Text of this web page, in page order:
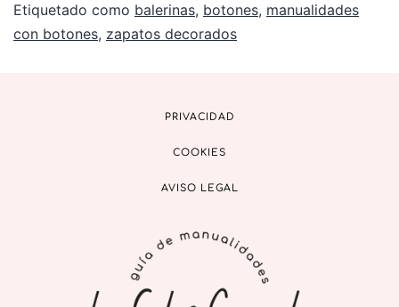
Etiquetado como balerinas, botones, manualidades
con botones, zapatos decorados
PRIVACIDAD
COOKIES
AVISO LEGAL